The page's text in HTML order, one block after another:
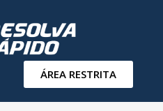
ÁREA RESTRITA